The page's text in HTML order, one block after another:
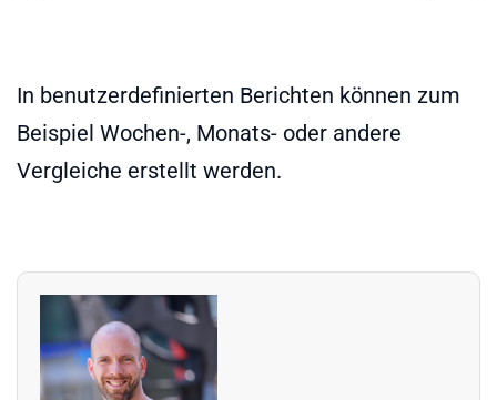
In benutzerdefinierten Berichten können zum
Beispiel Wochen-, Monats- oder andere
Vergleiche erstellt werden.